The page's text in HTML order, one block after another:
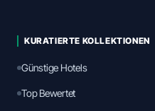
KURATIERTE KOLLEKTIONEN
Günstige Hotels
Top Bewertet